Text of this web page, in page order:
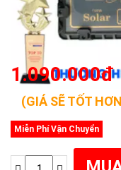
1.090.000đ
(GIÁ SẼ TỐT
Miễn Phí Vận Chuyển